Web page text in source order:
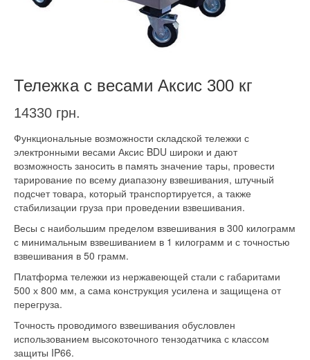
Тележка с весами Аксис 300 кг
14330 грн.
Функциональные возможности складской тележки с
электронными весами Аксис BDU широки и дают
возможность заносить в память значение тары, провести
тарирование по всему диапазону взвешивания, штучный
подсчет товара, который транспортируется, а также
стабилизации груза при проведении взвешивания.
Весы с наибольшим пределом взвешивания в 300 килограмм
с минимальным взвешиванием в 1 килограмм и с точностью
взвешивания в 50 грамм.
Платформа тележки из нержавеющей стали с габаритами
500 х 800 мм, а сама конструкция усилена и защищена от
перегруза.
Точность проводимого взвешивания обусловлен
использованием высокоточного тензодатчика с классом
защиты IP66.